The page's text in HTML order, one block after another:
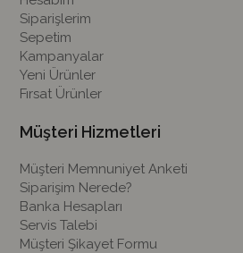
Siparişlerim
Sepetim
Kampanyalar
Yeni Ürünler
Fırsat Ürünler
Müşteri Hizmetleri
Müşteri Memnuniyet Anketi
Siparişim Nerede?
Banka Hesapları
Servis Talebi
Müşteri Şikayet Formu